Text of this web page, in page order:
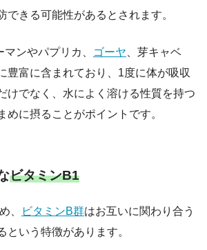
できる可能性があるとされます。
ンやパプリカ、 ゴーヤ 、芽キャベ
豊富に含まれており、1度に体が吸収
けでなく、水によく溶ける性質を持つ
めに摂ることがポイントです。
ビタミンB1
、 ビタミンB群はお互いに関わり合う
という特徴があります。